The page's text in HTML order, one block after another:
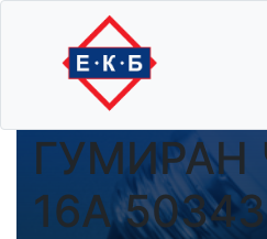
LEGRAND
КУПЛУНГ
ГУМИРАН
16A